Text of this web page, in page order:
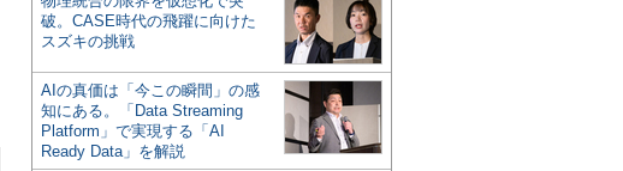
破。CASE時代の飛躍に向けた
スズキの挑戦
AIの真価は「今この瞬間」の感
知にある。「Data Streaming
Platform」で実現する「AI
Ready Data」を解説